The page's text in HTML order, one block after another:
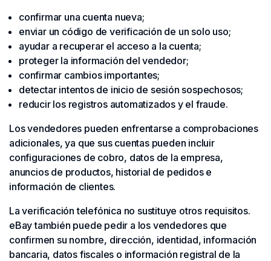
confirmar una cuenta nueva;
enviar un código de verificación de un solo uso;
ayudar a recuperar el acceso a la cuenta;
proteger la información del vendedor;
confirmar cambios importantes;
detectar intentos de inicio de sesión sospechosos;
reducir los registros automatizados y el fraude.
Los vendedores pueden enfrentarse a comprobaciones
adicionales, ya que sus cuentas pueden incluir
configuraciones de cobro, datos de la empresa,
anuncios de productos, historial de pedidos e
información de clientes.
La verificación telefónica no sustituye otros requisitos.
eBay también puede pedir a los vendedores que
confirmen su nombre, dirección, identidad, información
bancaria, datos fiscales o información registral de la